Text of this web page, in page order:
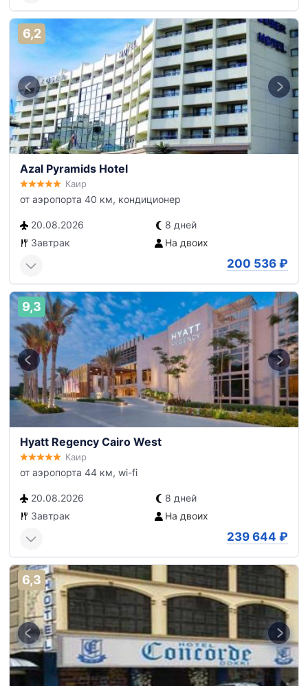
6,2
Azal Pyramids Hotel
Каир
от аэропорта 40 км, кондиционер
20.08.2026
8 дней
Завтрак
На двоих
200 536 ₽
9,3
Hyatt Regency Cairo West
Каир
от аэропорта 44 км, wi-fi
20.08.2026
8 дней
Завтрак
На двоих
239 644 ₽
6,3